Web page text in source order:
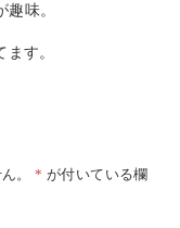
味。
す。
。 * が付いている欄